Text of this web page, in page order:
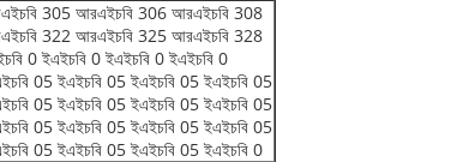
305 আরএইচবি 306 আরএইচবি 308
322 আরএইচবি 325 আরএইচবি 328
0 ইএইচবি 0 ইএইচবি 0 ইএইচবি 0
05 ইএইচবি 05 ইএইচবি 05 ইএইচবি 05
05 ইএইচবি 05 ইএইচবি 05 ইএইচবি 05
05 ইএইচবি 05 ইএইচবি 05 ইএইচবি 05
05 ইএইচবি 05 ইএইচবি 05 ইএইচবি 0